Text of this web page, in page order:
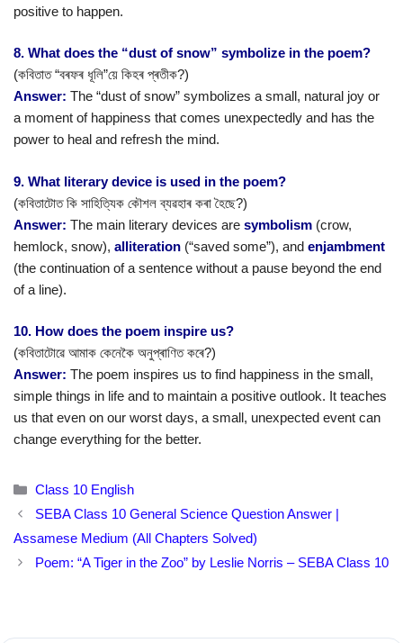
positive to happen.
8. What does the “dust of snow” symbolize in the poem?
(কবিতাত “বৰফৰ ধূলি”য়ে কিহৰ প্ৰতীক?)
Answer: The “dust of snow” symbolizes a small, natural joy or
a moment of happiness that comes unexpectedly and has the
power to heal and refresh the mind.
9. What literary device is used in the poem?
(কবিতাটোত কি সাহিত্যিক কৌশল ব্যৱহাৰ কৰা হৈছে?)
Answer: The main literary devices are symbolism (crow,
hemlock, snow), alliteration (“saved some”), and enjambment
(the continuation of a sentence without a pause beyond the end
of a line).
10. How does the poem inspire us?
(কবিতাটোৱে আমাক কেনেকৈ অনুপ্ৰাণিত কৰে?)
Answer: The poem inspires us to find happiness in the small,
simple things in life and to maintain a positive outlook. It teaches
us that even on our worst days, a small, unexpected event can
change everything for the better.
Categories
Class 10 English
SEBA Class 10 General Science Question Answer |
Assamese Medium (All Chapters Solved)
Poem: “A Tiger in the Zoo” by Leslie Norris – SEBA Class 10